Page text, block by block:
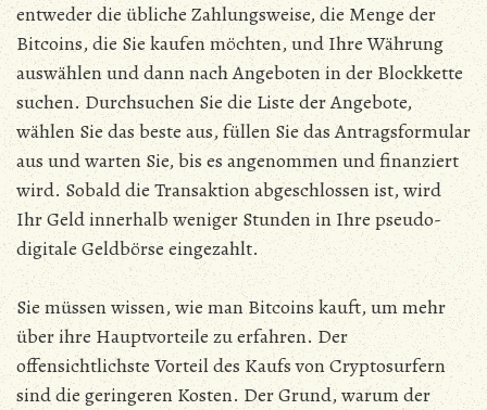
entweder die übliche Zahlungsweise, die Menge der
Bitcoins, die Sie kaufen möchten, und Ihre Währung
auswählen und dann nach Angeboten in der Blockkette
suchen. Durchsuchen Sie die Liste der Angebote,
wählen Sie das beste aus, füllen Sie das Antragsformular
aus und warten Sie, bis es angenommen und finanziert
wird. Sobald die Transaktion abgeschlossen ist, wird
Ihr Geld innerhalb weniger Stunden in Ihre pseudo-
digitale Geldbörse eingezahlt.
Sie müssen wissen, wie man Bitcoins kauft, um mehr
über ihre Hauptvorteile zu erfahren. Der
offensichtlichste Vorteil des Kaufs von Cryptosurfern
sind die geringeren Kosten. Der Grund, warum der